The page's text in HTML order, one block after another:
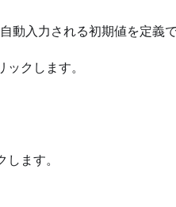
動入力される初期値を定義
クします。
ます。